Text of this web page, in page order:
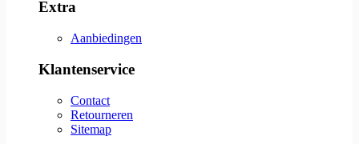
Extra
Aanbiedingen
Klantenservice
Contact
Retourneren
Sitemap